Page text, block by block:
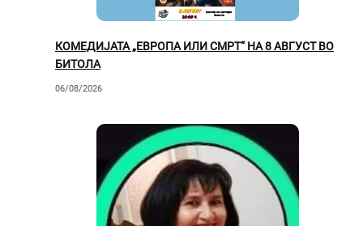
КОМЕДИЈАТА „ЕВРОПА ИЛИ СМРТ“ НА 8 АВГУСТ ВО
БИТОЛА
06/08/2026